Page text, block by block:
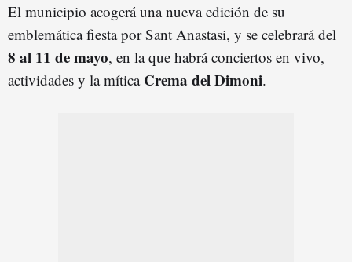
El municipio acogerá una nueva edición de su
emblemática fiesta por Sant Anastasi, y se celebrará del
8 al 11 de mayo, en la que habrá conciertos en vivo,
actividades y la míticaCrema del Dimoni.